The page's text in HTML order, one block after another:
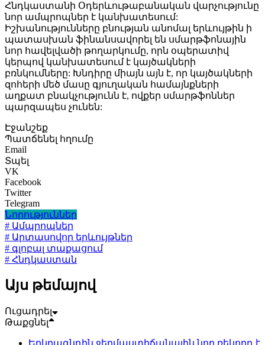
Հնդկաստանի Օդերևութաբանական վարչությունը
նոր ամպրոպներ է կանխատեսում:
Իշխանությունները բնության անոմալ երևույթին ի
պատասխան ֆինանսավորել են սմարթֆոնային
նոր հավելվածի թողարկումը, որն օպերատիվ
կերպով կանխատեսում է կայծակների
բռնկումները: Խնդիրը միայն այն է, որ կայծակների
զոհերի մեծ մասը գյուղական համայնքների
աղքատ բնակչությունն է, ովքեր սմարթֆոններ
պարզապես չունեն:
Էջանշեք
Պատճենել հղումը
Email
Տպել
VK
Facebook
Twitter
Telegram
Նորություններ
# Ամպրոպներ
# Արտասովոր երևույթներ
# գլոբալ տաքացում
# Հնդկաստան
Այս թեմայով
Ուցադրել
Թաքցնել